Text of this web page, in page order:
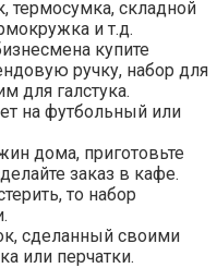
термосумка, складной
и т.д.
купите
ручку, набор для
для галстука.
на футбольный или
дома, приготовьте
заказ в кафе.
то набор
сделанный своими
или перчатки.